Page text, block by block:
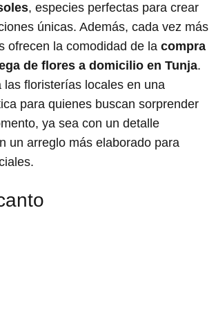
, especies perfectas para crear
únicas. Además, cada vez más
ofrecen la comodidad de la compra
de flores a domicilio en Tunja.
las floristerías locales en una
para quienes buscan sorprender
ya sea con un detalle
un arreglo más elaborado para